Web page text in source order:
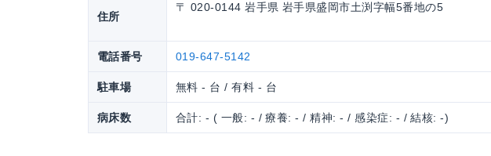
住所
〒 020-0144 岩手県 岩手県盛岡市土渕字幅5番地の5
電話番号 019-647-5142
駐車場 無料 - 台 / 有料 - 台
病床数 合計: - ( 一般: - / 療養: - / 精神: - / 感染症: - / 結核: -)